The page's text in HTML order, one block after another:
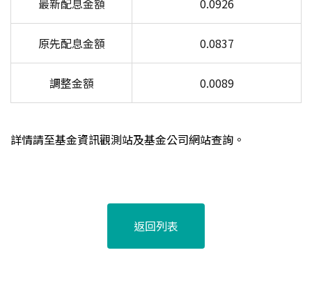
最新配息金額 0.0926
原先配息金額 0.0837
調整金額 0.0089
詳情請至基金資訊觀測站及基金公司網站查詢。
返回列表